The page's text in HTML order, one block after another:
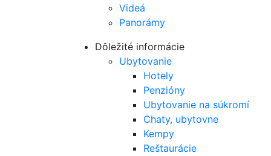
Videá
Panorámy
Dôležité informácie
Ubytovanie
Hotely
Penzióny
Ubytovanie na súkromí
Chaty, ubytovne
Kempy
Reštaurácie